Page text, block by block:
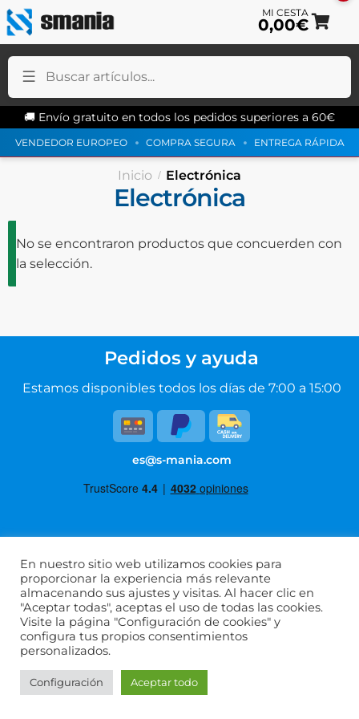
🚚 Envío gratuito en todos los pedidos superiores a 60€
VENDEDOR EUROPEO COMPRA SEGURA ENTREGA RÁPIDA
0,00€
Inicio Electrónica
Electrónica
No se encontraron productos que concuerden con
la selección.
Pedidos y ayuda
Estamos disponibles todos los días de 7:00 a 15:00
es@s-mania.com
Condiciones de uso
Política de privacidad
Preguntas frecuentes
Acerca de nosotros
Contacto con nosotros
DFVU d.o.o.
En nuestro sitio web utilizamos cookies para
proporcionar la experiencia más relevante
almacenando sus ajustes y visitas. Al hacer clic en
"Aceptar todas", aceptas el uso de todas las cookies.
Visite la página "Configuración de cookies" y
configura tus propios consentimientos
personalizados.
Configuración Aceptar todo